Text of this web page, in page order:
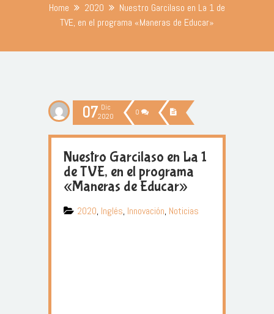
Home 2020
Nuestro Garcilaso en La 1 de
TVE, en el programa «Maneras de Educar»
07 Dic
2020
0
Nuestro Garcilaso en La 1
de TVE, en el programa
«Maneras de Educar»
2020, Inglés, Innovación, Noticias